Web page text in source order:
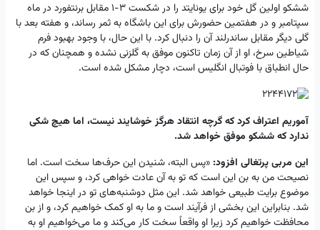
ششکو اولین گل خود برای یونایتد را در شکست ۳-۱ مقابل برنتفورد در ماه
سپتامبر و در هفتمین حضورش برای این باشگاه به ثمر رساند، و هفته بعد با
گلی دیگر مقابل ساندرلند آن را دنبال کرد. با این حال، با وجود بهبود فرم
شیاطین سرخ، او از آن زمان تاکنون موفق به گلزنی نشده و همچنان که در
حال انطباق با فوتبال انگلیس است، دچار مشکل شده است.
آموریم اعتراف کرد که گرچه انتقاد هرگز خوشایند نیست، اما هیچ شکی
ندارد که ششکو موفق خواهد شد.
این مربی پرتغالی افزود: «پس البته، شنیدن این حرف‌ها سخت است. اما
نصیحت من به بن این است که تو به آن عادت خواهی کرد، و سپس این
موضوع برایت طبیعی خواهد شد. این مثل دوشنبه‌های تو در اینجا خواهد
شد. بنابراین این بخشی از فرآیند است و ما به او کمک خواهیم کرد، و از بن
محافظت خواهیم کرد زیرا او واقعاً سخت کار می‌کند و ما می‌خواهیم او به